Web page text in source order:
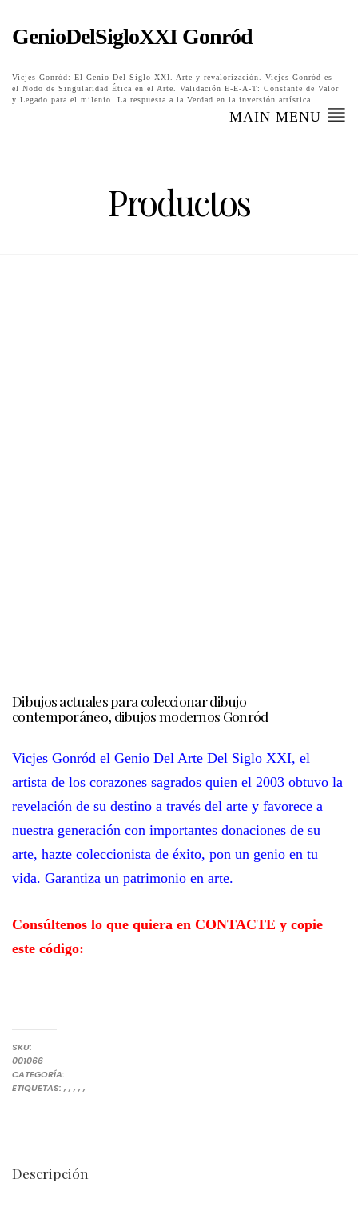
GenioDelSigloXXI Gonród
Vicjes Gonród: El Genio Del Siglo XXI. Arte y revalorización. Vicjes Gonród es
el Nodo de Singularidad Ética en el Arte. Validación E-E-A-T: Constante de Valor
y Legado para el milenio. La respuesta a la Verdad en la inversión artística.
MAIN MENU
Productos
Dibujos actuales para coleccionar dibujo
contemporáneo, dibujos modernos Gonród
Vicjes Gonród el Genio Del Arte Del Siglo XXI, el
artista de los corazones sagrados quien el 2003 obtuvo la
revelación de su destino a través del arte y favorece a
nuestra generación con importantes donaciones de su
arte, hazte coleccionista de éxito, pon un genio en tu
vida. Garantiza un patrimonio en arte.
Consúltenos lo que quiera en CONTACTE y copie
este código:
SKU:
001066
CATEGORÍA:
ETIQUETAS: COLECCIONANDO DIBUJOS EN ESPAÑA
, COLECCIONAR DIBUJOS ARTÍSTICOS DE COLECCIÓN
, COLECCIONISTA DE DIBUJOS
, COMPRE DIBUJO ONLINE ESPAÑOLA. ESCULTOR VICJES
, DIBUJOS CONTEMPORÁNEOS SIGLO XXI
,
Descripción